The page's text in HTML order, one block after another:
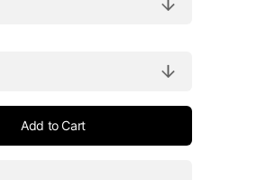
Add to Cart